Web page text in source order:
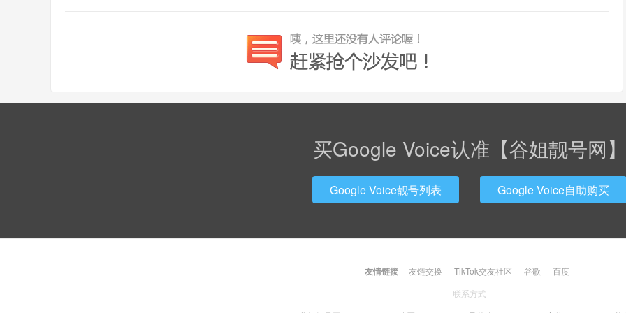
买Google Voice认准【谷姐靓号网】
Google Voice靓号列表 Google Voice自助购买
友情链接 友链交换 TikTok交友社区 谷歌
百度
联系方式